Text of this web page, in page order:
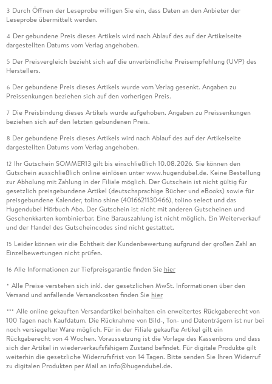
3 Durch Öffnen der Leseprobe willigen Sie ein, dass Daten an den Anbieter der
Leseprobe übermittelt werden.
4 Der gebundene Preis dieses Artikels wird nach Ablauf des auf der Artikelseite
dargestellten Datums vom Verlag angehoben.
5 Der Preisvergleich bezieht sich auf die unverbindliche Preisempfehlung (UVP) des
Herstellers.
6 Der gebundene Preis dieses Artikels wurde vom Verlag gesenkt. Angaben zu
Preissenkungen beziehen sich auf den vorherigen Preis.
7 Die Preisbindung dieses Artikels wurde aufgehoben. Angaben zu Preissenkungen
beziehen sich auf den letzten gebundenen Preis.
8 Der gebundene Preis dieses Artikels wird nach Ablauf des auf der Artikelseite
dargestellten Datums vom Verlag angehoben.
12 Ihr Gutschein SOMMER13 gilt bis einschließlich 10.08.2026. Sie können den
Gutschein ausschließlich online einlösen unter www.hugendubel.de. Keine Bestellung
zur Abholung mit Zahlung in der Filiale möglich. Der Gutschein ist nicht gültig für
gesetzlich preisgebundene Artikel (deutschsprachige Bücher und eBooks) sowie für
preisgebundene Kalender, tolino shine (4016621130466), tolino select und das
Hugendubel Hörbuch Abo. Der Gutschein ist nicht mit anderen Gutscheinen und
Geschenkkarten kombinierbar. Eine Barauszahlung ist nicht möglich. Ein Weiterverkauf
und der Handel des Gutscheincodes sind nicht gestattet.
15 Leider können wir die Echtheit der Kundenbewertung aufgrund der großen Zahl an
Einzelbewertungen nicht prüfen.
16 Alle Informationen zur Tiefpreisgarantie finden Sie hier
* Alle Preise verstehen sich inkl. der gesetzlichen MwSt. Informationen über den
Versand und anfallende Versandkosten finden Sie hier
*** Alle online gekauften Versandartikel beinhalten ein erweitertes Rückgaberecht von
100 Tagen nach Kaufdatum. Die Rücknahme von Bild-, Ton- und Datenträgern ist nur bei
noch versiegelter Ware möglich. Für in der Filiale gekaufte Artikel gilt ein
Rückgaberecht von 4 Wochen. Voraussetzung ist die Vorlage des Kassenbons und dass
sich der Artikel in wiederverkaufsfähigem Zustand befindet. Für digitale Produkte gilt
weiterhin die gesetzliche Widerrufsfrist von 14 Tagen. Bitte senden Sie Ihren Widerruf
zu digitalen Produkten per Mail an info@hugendubel.de.